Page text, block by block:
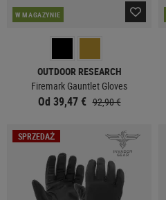
W MAGAZYNIE
OUTDOOR RESEARCH
Firemark Gauntlet Gloves
Od 39,47 € 92,90 €
SPRZEDAŻ